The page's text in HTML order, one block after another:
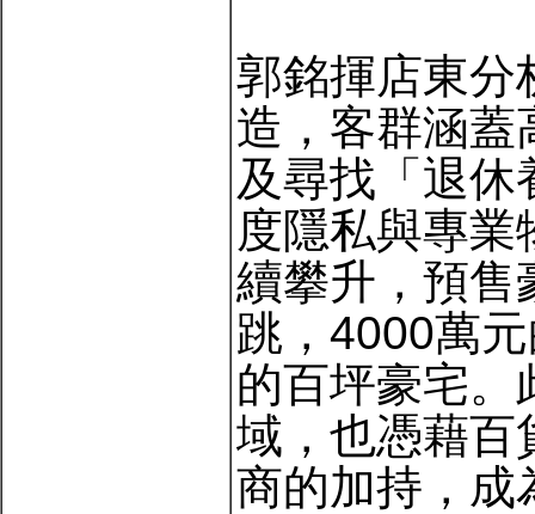
郭銘揮店東分
造，客群涵蓋
及尋找「退休
度隱私與專
續攀升，預售
跳，4000萬
的百坪豪宅。
域，也憑藉百
商的加持，成